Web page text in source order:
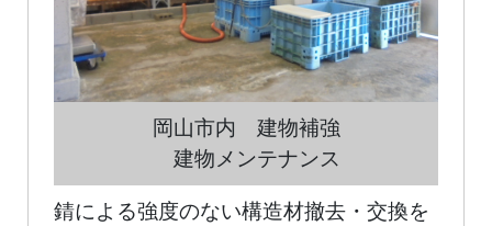
岡山市内 建物補強
建物メンテナンス
錆による強度のない構造材撤去・交換を